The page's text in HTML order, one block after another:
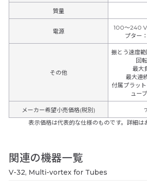
質量
電源
100～240
プター
その他
振とう速度
回
最大
最大連
付属プラッ
ュー
メーカー希望小売価格(税別)
表示価格は代表的な仕様のものです。詳細は
関連の機器一覧
V-32, Multi-vortex for Tubes